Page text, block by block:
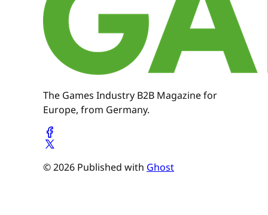
The Games Industry B2B Magazine for
Europe, from Germany.
© 2026 Published with Ghost